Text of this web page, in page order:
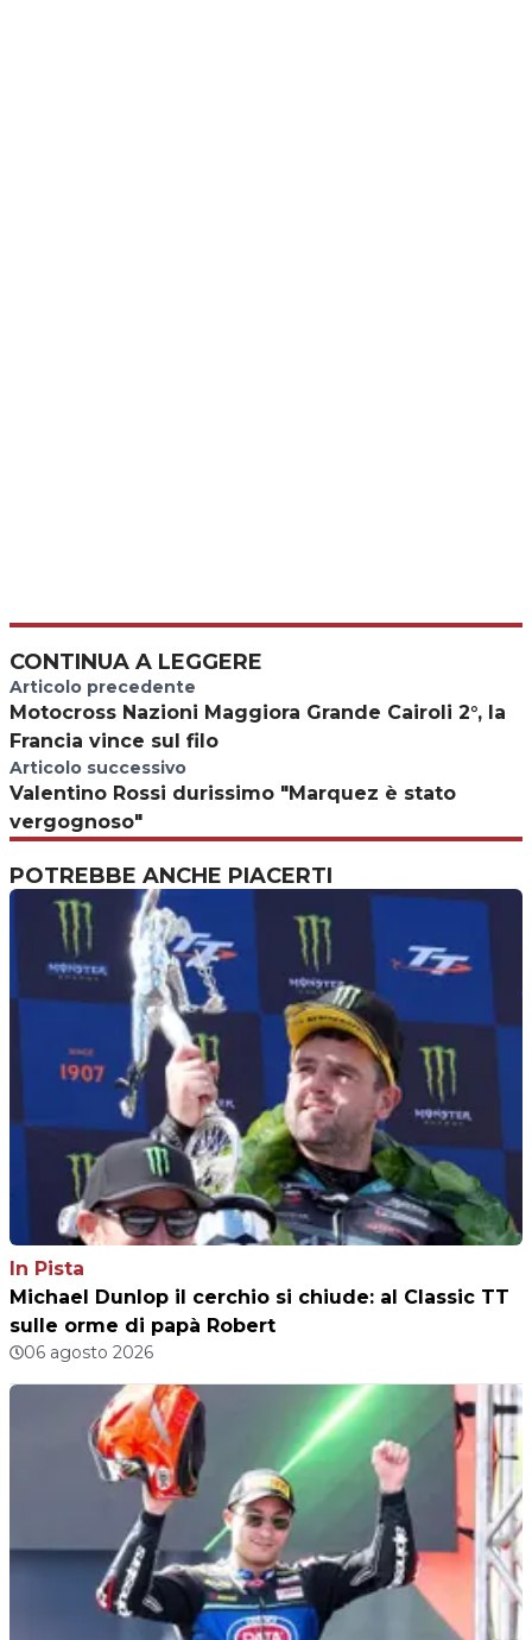
CONTINUA A LEGGERE
Articolo precedente
Motocross Nazioni Maggiora Grande Cairoli 2°, la
Francia vince sul filo
Articolo successivo
Valentino Rossi durissimo "Marquez è stato
vergognoso"
POTREBBE ANCHE PIACERTI
In Pista
Michael Dunlop il cerchio si chiude: al Classic TT
sulle orme di papà Robert
06 agosto 2026